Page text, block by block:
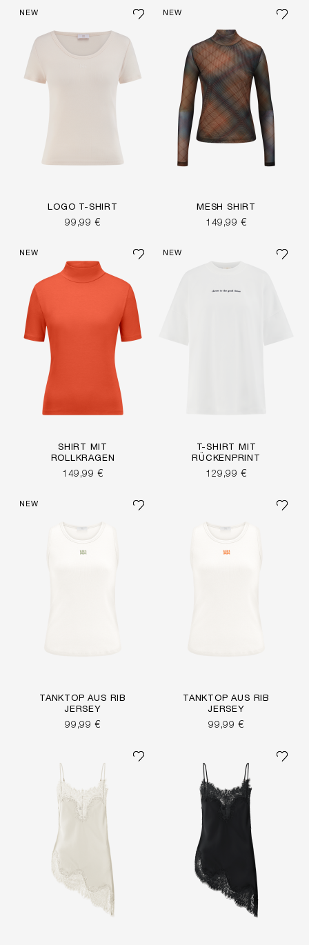
NEW
LOGO T-SHIRT
99,99 €
NEW
MESH SHIRT
149,99 €
NEW
SHIRT MIT
ROLLKRAGEN
149,99 €
NEW
T-SHIRT MIT
RÜCKENPRINT
129,99 €
NEW
TANKTOP AUS RIB
JERSEY
99,99 €
TANKTOP AUS RIB
JERSEY
99,99 €